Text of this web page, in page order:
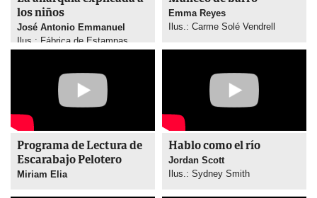
los niños
José Antonio Emmanuel
Ilus.: Fábrica de Estampas
Emma Reyes
Ilus.: Carme Solé Vendrell
Programa de Lectura de
Escarabajo Pelotero
Miriam Elia
Hablo como el río
Jordan Scott
Ilus.: Sydney Smith